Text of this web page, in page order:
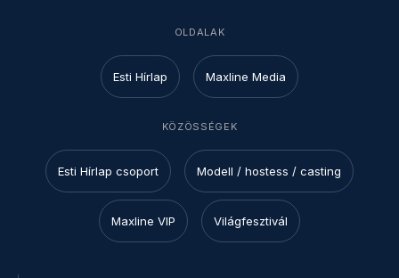
OLDALAK
Esti Hírlap Maxline Media
KÖZÖSSÉGEK
Esti Hírlap csoport Modell / hostess / casting
Maxline VIP Világfesztivál